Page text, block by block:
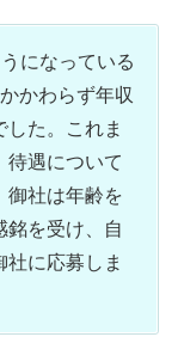
になっている
かわらず年収
た。これま
待遇について
御社は年齢を
銘を受け、自
に応募しま